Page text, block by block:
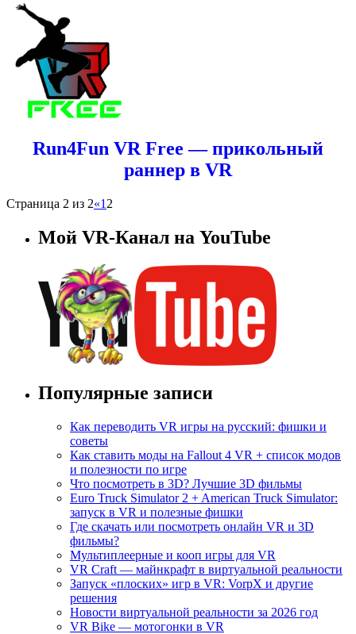
Run4Fun VR Free — прикольный
раннер в VR
Страница 2 из 2«1 2
Мой VR-Канал на YouTube
Популярные записи
Как переводить VR игры на русский: фишки и
советы
Как ставить моды на Fallout 4 VR + список модов
и полезности по игре
Что посмотреть в 3D? Лучшие 3D фильмы
Euro Truck Simulator 2 + American Truck Simulator:
запуск в VR и полезные фишки
Где скачать или посмотреть онлайн VR и 3D
фильмы?
Мультиплеерные и кооп игры для VR
VR Craft — майнкрафт в виртуальной реальности
Запуск «плоских» игр в VR: VorpX и другие
решения
Новости виртуальной реальности за 2026 год
VR Bike — мотогонки в VR